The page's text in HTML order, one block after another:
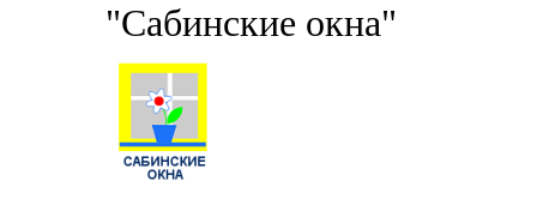
"Сабинские окна"